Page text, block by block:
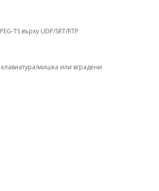
TS върху UDP/SRT/RTP
мишка или вградени